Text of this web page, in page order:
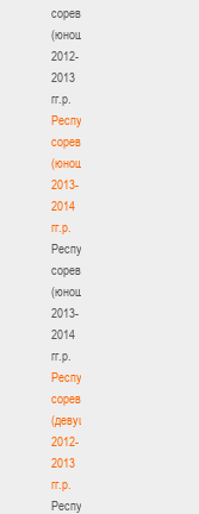
соревнования
(юноши)
2012-
2013
гг.р.
Республиканские
соревнования
(юноши)
2013-
2014
гг.р.
Республиканские
соревнования
(юноши)
2013-
2014
гг.р.
Республиканские
соревнования
(девушки)
2012-
2013
гг.р.
Республиканские